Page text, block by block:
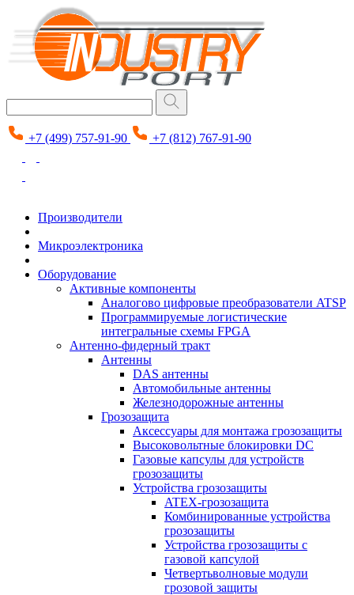
+7 (499) 757-91-90 +7 (812) 767-91-90
Производители
Микроэлектроника
Оборудование
Активные компоненты
Аналогово цифровые преобразователи ATSP
Программируемые логистические
интегральные схемы FPGA
Антенно-фидерный тракт
Антенны
DAS антенны
Автомобильные антенны
Железнодорожные антенны
Грозозащита
Аксессуары для монтажа грозозащиты
Высоковольтные блокировки DC
Газовые капсулы для устройств
грозозащиты
Устройства грозозащиты
ATEX-грозозащита
Комбинированные устройства
грозозащиты
Устройства грозозащиты с
газовой капсулой
Четвертьволновые модули
грозовой защиты